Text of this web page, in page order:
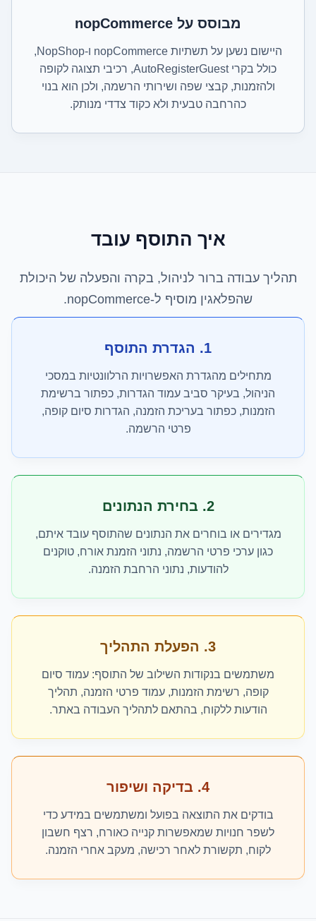
מבוסס על nopCommerce
היישום נשען על תשתיות nopCommerce ו-NopShop,
כולל בקרי AutoRegisterGuest, רכיבי תצוגה לקופה
ולהזמנות, קבצי שפה ושירותי הרשמה, ולכן הוא בנוי
כהרחבה טבעית ולא כקוד צדדי מנותק.
איך התוסף עובד
תהליך עבודה ברור לניהול, בקרה והפעלה של היכולת
שהפלאגין מוסיף ל-nopCommerce.
1. הגדרת התוסף
מתחילים מהגדרת האפשרויות הרלוונטיות במסכי
הניהול, בעיקר סביב עמוד הגדרות, כפתור ברשימת
הזמנות, כפתור בעריכת הזמנה, הגדרות סיום קופה,
פרטי הרשמה.
2. בחירת הנתונים
מגדירים או בוחרים את הנתונים שהתוסף עובד איתם,
כגון ערכי פרטי הרשמה, נתוני הזמנת אורח, טוקנים
להודעות, נתוני הרחבת הזמנה.
3. הפעלת התהליך
משתמשים בנקודות השילוב של התוסף: עמוד סיום
קופה, רשימת הזמנות, עמוד פרטי הזמנה, תהליך
הודעות ללקוח, בהתאם לתהליך העבודה באתר.
4. בדיקה ושיפור
בודקים את התוצאה בפועל ומשתמשים במידע כדי
לשפר חנויות שמאפשרות קנייה כאורח, רצף חשבון
לקוח, תקשורת לאחר רכישה, מעקב אחרי הזמנה.